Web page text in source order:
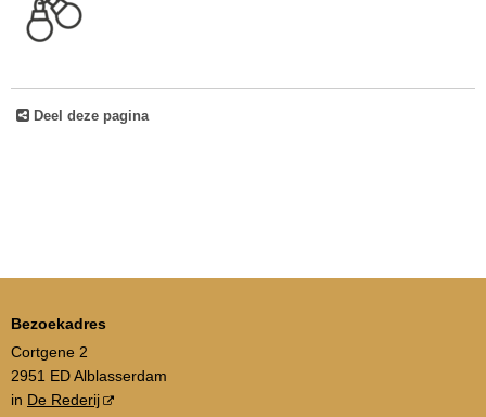
Deel deze pagina
Bezoekadres
Cortgene 2
2951 ED Alblasserdam
in De Rederij